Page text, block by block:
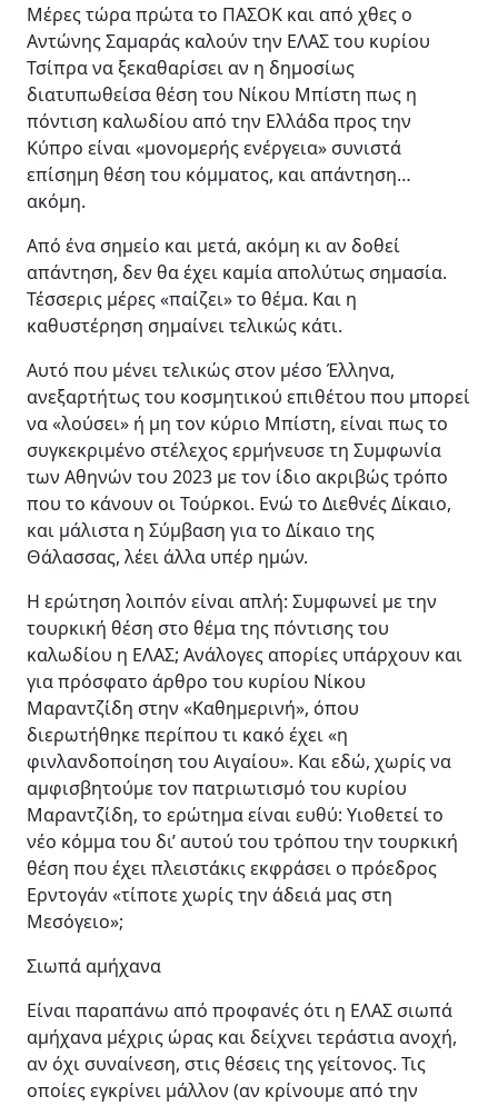
Μέρες τώρα πρώτα το ΠΑΣΟΚ και από χθες ο
Αντώνης Σαμαράς καλούν την ΕΛΑΣ του κυρίου
Τσίπρα να ξεκαθαρίσει αν η δημοσίως
διατυπωθείσα θέση του Νίκου Μπίστη πως η
πόντιση καλωδίου από την Ελλάδα προς την
Κύπρο είναι «μονομερής ενέργεια» συνιστά
επίσημη θέση του κόμματος, και απάντηση…
ακόμη.
Από ένα σημείο και μετά, ακόμη κι αν δοθεί
απάντηση, δεν θα έχει καμία απολύτως σημασία.
Τέσσερις μέρες «παίζει» το θέμα. Και η
καθυστέρηση σημαίνει τελικώς κάτι.
Αυτό που μένει τελικώς στον μέσο Έλληνα,
ανεξαρτήτως του κοσμητικού επιθέτου που μπορεί
να «λούσει» ή μη τον κύριο Μπίστη, είναι πως το
συγκεκριμένο στέλεχος ερμήνευσε τη Συμφωνία
των Αθηνών του 2023 με τον ίδιο ακριβώς τρόπο
που το κάνουν οι Τούρκοι. Ενώ το Διεθνές Δίκαιο,
και μάλιστα η Σύμβαση για το Δίκαιο της
Θάλασσας, λέει άλλα υπέρ ημών.
Η ερώτηση λοιπόν είναι απλή: Συμφωνεί με την
τουρκική θέση στο θέμα της πόντισης του
καλωδίου η ΕΛΑΣ; Ανάλογες απορίες υπάρχουν και
για πρόσφατο άρθρο του κυρίου Νίκου
Μαραντζίδη στην «Καθημερινή», όπου
διερωτήθηκε περίπου τι κακό έχει «η
φινλανδοποίηση του Αιγαίου». Και εδώ, χωρίς να
αμφισβητούμε τον πατριωτισμό του κυρίου
Μαραντζίδη, το ερώτημα είναι ευθύ: Υιοθετεί το
νέο κόμμα του δι’ αυτού του τρόπου την τουρκική
θέση που έχει πλειστάκις εκφράσει ο πρόεδρος
Ερντογάν «τίποτε χωρίς την άδειά μας στη
Μεσόγειο»;
Σιωπά αμήχανα
Είναι παραπάνω από προφανές ότι η ΕΛΑΣ σιωπά
αμήχανα μέχρις ώρας και δείχνει τεράστια ανοχή,
αν όχι συναίνεση, στις θέσεις της γείτονος. Τις
οποίες εγκρίνει μάλλον (αν κρίνουμε από την